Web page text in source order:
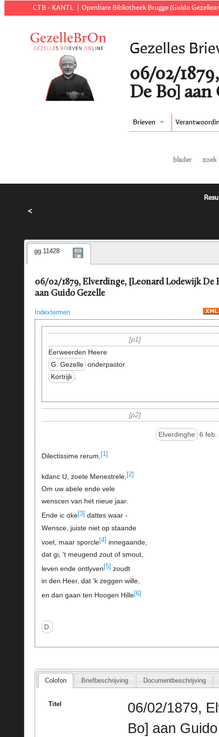
CTB - KANTL Openbare Bibliotheek Brugge (Guido
Gezelles
06/02/
De Bo]
Brieven
blader zoek
<
gg.11428
06/02/1879, Elverdinge, [Leonard Lodewijk De
aan Guido Gezelle
Indextermen
p1
Eerweerden Heere
G. Gezelle onderpastor
Kortrijk
p2
Elverdinghe 6 feb.
Dilectissime rerum, [1]
kdanc U, zoete Menestrele, [2]
Om uw abele ende vele
wenscen van het nieue jaar.
Ende ic oke[3] dattes waar -
Wensce, juiste niet op staande
voet, maar sporcle[4] innegaande,
dat gi, 't meugend zout of smout,
leven ende ontlyven [5] zoudt
in den Heer, dat 'k zeggen wille,
en dan gaan ten Hoogen Hille[6]
D.
Colofon Briefbeschrijving Documentbeschrijving
Titel
06/02/1879,
Bo] aan